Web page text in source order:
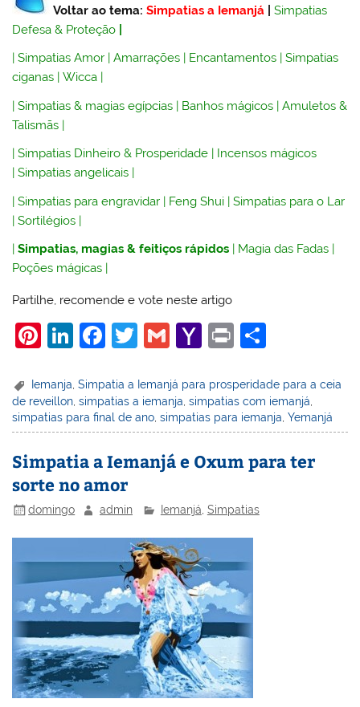
Voltar ao tema:Simpatias a Iemanjá |Simpatias
Defesa & Proteção
|Simpatias Amor |Amarrações Encantamentos |Simpatias
ciganas |Wicca
|Simpatias & magias egípcias | Banhos mágicos |Amuletos &
Talismãs |
|Simpatias Dinheiro & Prosperidade | Incensos mágicos
|Simpatias angelicais |
|Simpatias para engravidar | Feng Shui |Simpatias para o Lar
|Sortilégios |
|Simpatias, magias & feitiços rápidos | Magia das Fadas |
Poções mágicas |
Partilhe, recomende e vote neste artigo
Pi
er
e
st
Li
k
e
dI
n
F
c
e
b
o
o
k
T
itt
er
G
ai
l
Y
h
o
o
M
l
Pr
t
ar
e
Iemanja ,Simpatia a Iemanjá para prosperidade para a ceia
de reveillon ,simpatias a iemanja ,simpatias com iemanjá
simpatias para final de ano ,simpatias para iemanja ,Yemanjá
Simpatia a Iemanjá e Oxum para ter
sorte no amor
domingo admin Iemanjá Simpatias